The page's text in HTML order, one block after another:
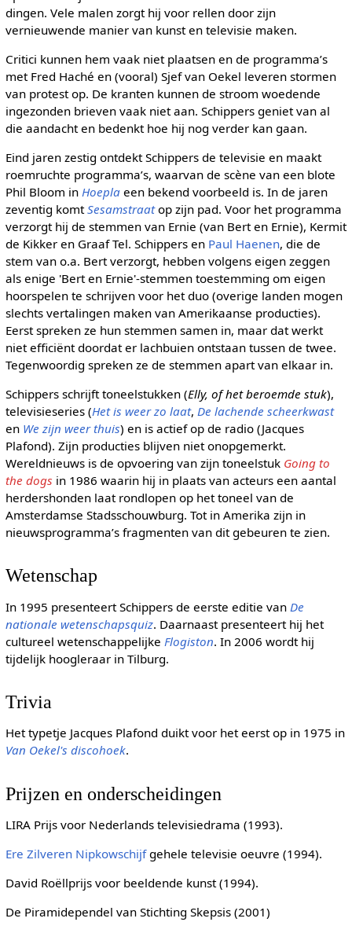
dingen. Vele malen zorgt hij voor rellen door zijn
vernieuwende manier van kunst en televisie maken.
Critici kunnen hem vaak niet plaatsen en de programma’s
met Fred Haché en (vooral) Sjef van Oekel leveren stormen
van protest op. De kranten kunnen de stroom woedende
ingezonden brieven vaak niet aan. Schippers geniet van al
die aandacht en bedenkt hoe hij nog verder kan gaan.
Eind jaren zestig ontdekt Schippers de televisie en maakt
roemruchte programma’s, waarvan de scène van een blote
Phil Bloom in Hoeplaeen bekend voorbeeld is. In de jaren
zeventig komtSesamstraatop zijn pad. Voor het programma
verzorgt hij de stemmen van Ernie (van Bert en Ernie), Kermit
de Kikker en Graaf Tel. Schippers en Paul Haenen, die de
stem van o.a. Bert verzorgt, hebben volgens eigen zeggen
als enige 'Bert en Ernie'-stemmen toestemming om eigen
hoorspelen te schrijven voor het duo (overige landen mogen
slechts vertalingen maken van Amerikaanse producties).
Eerst spreken ze hun stemmen samen in, maar dat werkt
niet efficiënt doordat er lachbuien ontstaan tussen de twee.
Tegenwoordig spreken ze de stemmen apart van elkaar in.
Schippers schrijft toneelstukken (Elly, of het beroemde stuk),
televisieseries (Het is weer zo laat, De lachende scheerkwast
en We zijn weer thuis) en is actief op de radio (Jacques
Plafond). Zijn producties blijven niet onopgemerkt.
Wereldnieuws is de opvoering van zijn toneelstuk Going to
the dogs in 1986 waarin hij in plaats van acteurs een aantal
herdershonden laat rondlopen op het toneel van de
Amsterdamse Stadsschouwburg. Tot in Amerika zijn in
nieuwsprogramma’s fragmenten van dit gebeuren te zien.
Wetenschap
In 1995 presenteert Schippers de eerste editie van De
nationale wetenschapsquiz. Daarnaast presenteert hij het
cultureel wetenschappelijke Flogiston. In 2006 wordt hij
tijdelijk hoogleraar in Tilburg.
Trivia
Het typetje Jacques Plafond duikt voor het eerst op in 1975 in
Van Oekel's discohoek.
Prijzen en onderscheidingen
LIRA Prijs voor Nederlands televisiedrama (1993).
Ere Zilveren Nipkowschijfgehele televisie oeuvre (1994).
David Roëllprijs voor beeldende kunst (1994).
De Piramidependel van Stichting Skepsis (2001)